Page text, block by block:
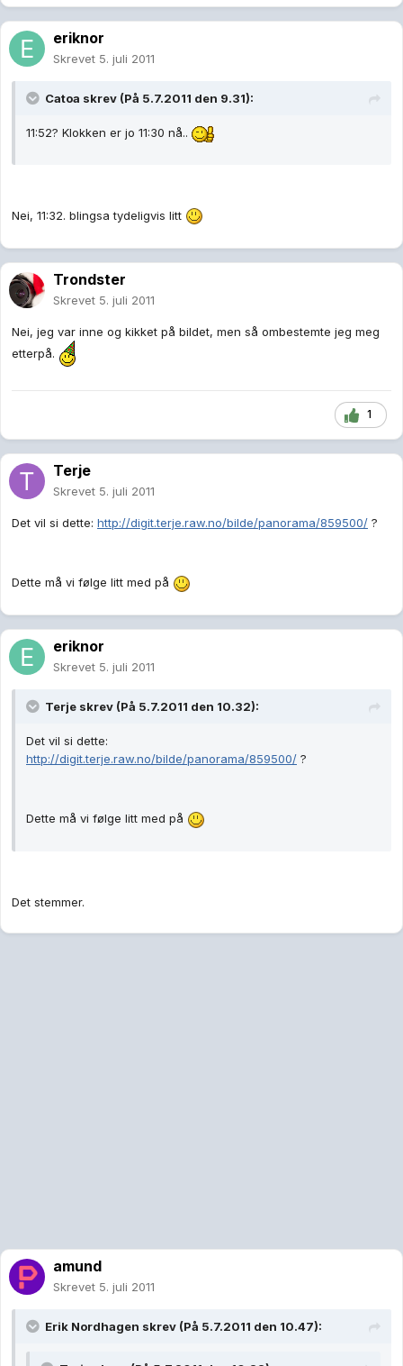
eriknor
Skrevet 5. juli 2011
Catoa skrev (På 5.7.2011 den 9.31):
11:52? Klokken er jo 11:30 nå..
Nei, 11:32. blingsa tydeligvis litt
Trondster
Skrevet 5. juli 2011
Nei, jeg var inne og kikket på bildet, men så ombestemte jeg meg
etterpå.
1
Terje
Skrevet 5. juli 2011
Det vil si dette: http://digit.terje.raw.no/bilde/panorama/859500/ ?
Dette må vi følge litt med på
eriknor
Skrevet 5. juli 2011
Terje skrev (På 5.7.2011 den 10.32):
Det vil si dette:
http://digit.terje.raw.no/bilde/panorama/859500/ ?
Dette må vi følge litt med på
Det stemmer.
amund
Skrevet 5. juli 2011
Erik Nordhagen skrev (På 5.7.2011 den 10.47):